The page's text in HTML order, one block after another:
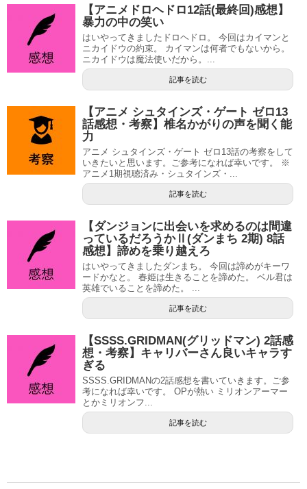
【アニメドロヘドロ12話(最終回)感想】
暴力の中の笑い
はいやってきましたドロヘドロ。 今回はカイマンと
ニカイドウの約束。 カイマンは何者でもないから。
ニカイドウは魔法使いだから。...
記事を読む
【アニメ シュタインズ・ゲート ゼロ13
話感想・考察】椎名かがりの声を聞く能
力
アニメ シュタインズ・ゲート ゼロ13話の考察をして
いきたいと思います。ご参考になれば幸いです。 ※
アニメ1期視聴済み・シュタインズ・...
記事を読む
【ダンジョンに出会いを求めるのは間違
っているだろうかⅡ(ダンまち 2期) 8話
感想】諦めを乗り越えろ
はいやってきましたダンまち。 今回は諦めがキーワ
ードかなと。 春姫は生きることを諦めた。 ベル君は
英雄でいることを諦めた。 ...
記事を読む
【SSSS.GRIDMAN(グリッドマン) 2話感
想・考察】キャリバーさん良いキャラす
ぎる
SSSS.GRIDMANの2話感想を書いていきます。ご参
考になれば幸いです。 OPが熱い ミリオンアーマー
とかミリオンフ...
記事を読む